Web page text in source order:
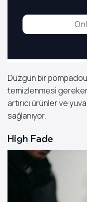
Düzgün bir
temizlenmesi
artırıcı ürünler ve
sağlanıyor.
High Fade